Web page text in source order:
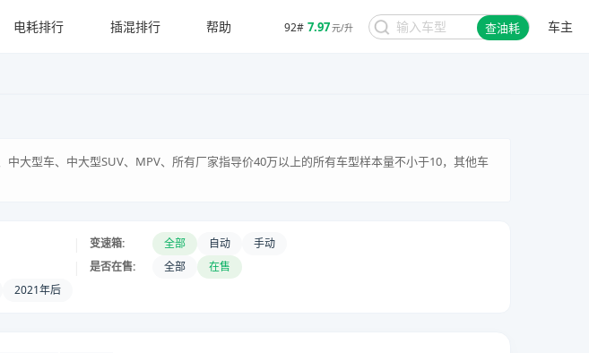
92# 7.97元/升 查油耗 车主
电耗排行 插混排行 帮助
大型车、中大型SUV、MPV、所有厂家指导价40万以上的所有车型样本量不小于10，其他车
变速箱: 全部 自动
手动
是否在售: 全部
在售
2021年后